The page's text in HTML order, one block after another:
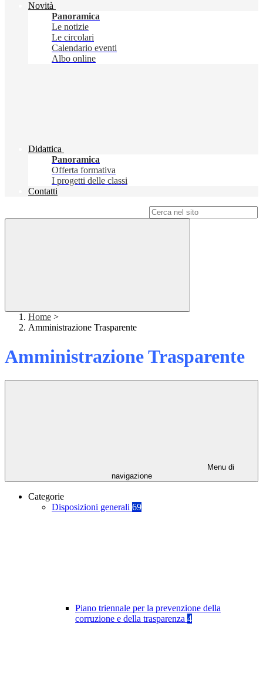
Novità
Panoramica
Le notizie
Le circolari
Calendario eventi
Albo online
Didattica
Panoramica
Offerta formativa
I progetti delle classi
Contatti
Home >
Amministrazione Trasparente
Amministrazione Trasparente
Menu di
navigazione
Categorie
Disposizioni generali 69
Piano triennale per la prevenzione della
corruzione e della trasparenza 4